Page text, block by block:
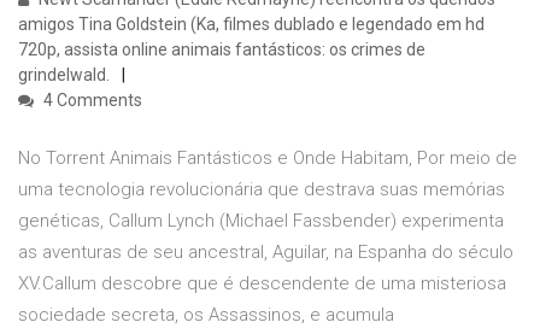
amigos Tina Goldstein (Ka, filmes dublado e legendado em hd
720p, assista online animais fantásticos: os crimes de
grindelwald.
4 Comments
No Torrent Animais Fantásticos e Onde Habitam, Por meio de
uma tecnologia revolucionária que destrava suas memórias
genéticas, Callum Lynch (Michael Fassbender) experimenta
as aventuras de seu ancestral, Aguilar, na Espanha do século
XV.Callum descobre que é descendente de uma misteriosa
sociedade secreta, os Assassinos, e acumula